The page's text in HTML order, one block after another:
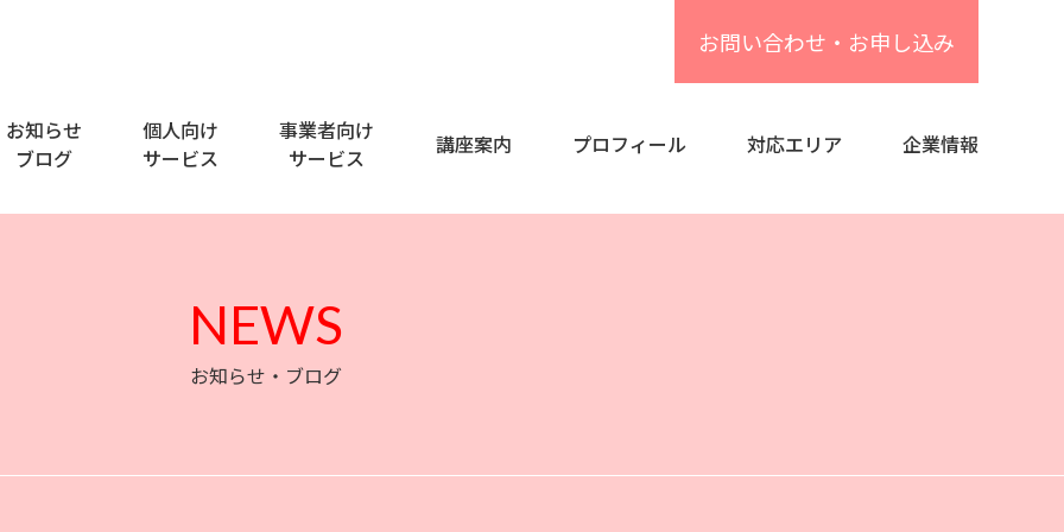
お問い合わせ・お申し込み
お知らせ
ブログ
個人向け
サービス
事業者向け
サービス
講座案内 プロフィール 対応エリア 企業情報
NEWS
お知らせ・ブログ